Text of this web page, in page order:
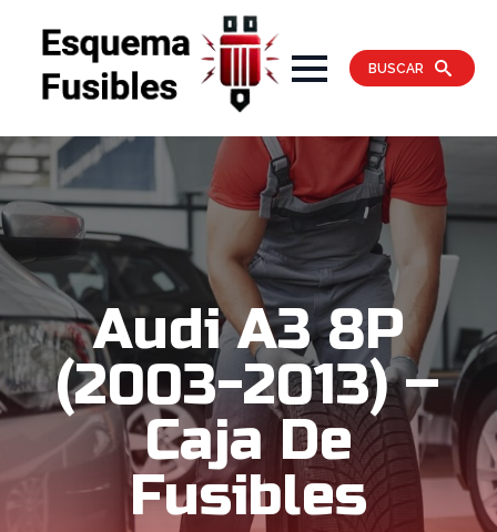
BUSCAR
Audi A3 8P
(2003-2013) –
Caja De
Fusibles